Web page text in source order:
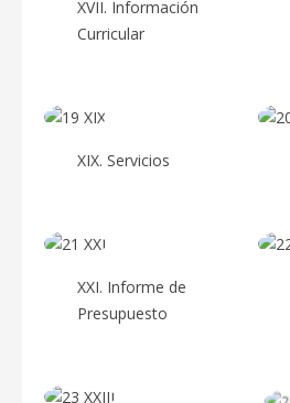
XVII. Información
Curricular
XIX. Servicios
XXI. Informe de
Presupuesto